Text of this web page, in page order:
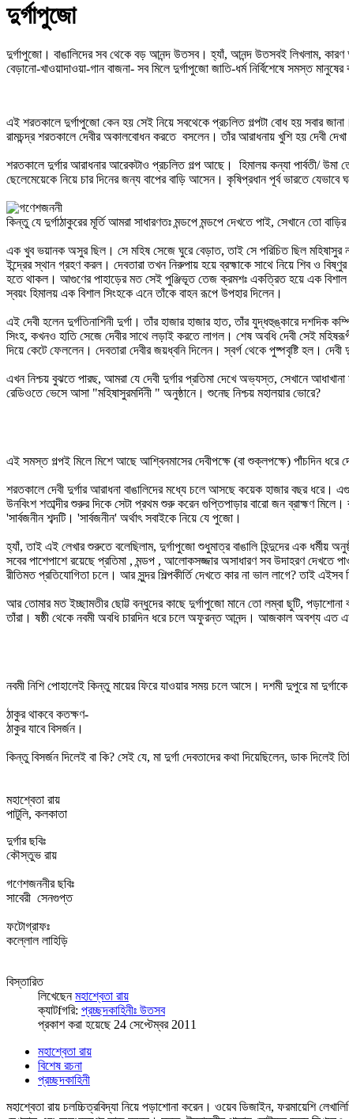
দুর্গাপুজো
দুর্গাপুজো। বাঙালিদের সব থেকে বড় আনন্দ উতসব। হ্যাঁ, আনন্দ উতসবই লিখলাম,
বেড়ানো-খাওয়াদাওয়া-গান বাজনা- সব মিলে দুর্গাপুজো জাতি-ধর্ম নির্বিশেষে সমস্ত মানুষের
এই শরতকালে দুর্গাপুজো কেন হয় সেই নিয়ে সবথেকে প্রচলিত গল্পটা বোধ হয় সবার
রামচন্দ্র শরতকালে দেবীর অকালবোধন করতে বসলেন। তাঁর আরাধনায় খুশি হয় দেবী
শরতকালে দুর্গার আরাধনার আরেকটাও প্রচলিত গল্প আছে। হিমালয় কন্যা পার্বতী/ উমা
ছেলেমেয়েকে নিয়ে চার দিনের জন্য বাপের বাড়ি আসেন। কৃষিপ্রধান পূর্ব ভারতে
কিন্তু যে দুর্গাঠাকুরের মূর্তি আমরা সাধারণতঃ মন্ডপে মন্ডপে দেখতে পাই, সেখানে তো
এক খুব ভয়ানক অসুর ছিল। সে মহিষ সেজে ঘুরে বেড়াত, তাই সে পরিচিত ছিল মহিষাসুর
ইন্দ্রের স্থান গ্রহণ করল। দেবতারা তখন নিরুপায় হয়ে ব্রহ্মাকে সাথে নিয়ে শিব ও
হতে থাকল। আগুণের পাহাড়ের মত সেই পুঞ্জিভূত তেজ ক্রমশঃ একত্রিত হয়ে এক বিশাল
স্বয়ং হিমালয় এক বিশাল সিংহকে এনে তাঁকে বাহন রূপে উপহার দিলেন।
এই দেবী হলেন দুর্গতিনাশিনী দুর্গা। তাঁর হাজার হাজার হাত, তাঁর যুদ্ধহুঙ্কারে
সিংহ, কখনও হাতি সেজে দেবীর সাথে লড়াই করতে লাগল। শেষ অবধি দেবী সেই
দিয়ে কেটে ফেললেন। দেবতারা দেবীর জয়ধ্বনি দিলেন। স্বর্গ থেকে পুষ্পবৃষ্টি হল।
এখন নিশ্চয় বুঝতে পারছ, আমরা যে দেবী দুর্গার প্রতিমা দেখে অভ্যস্ত, সেখানে
রেডিওতে ভেসে আসা "মহিষাসুরমর্দিনী " অনুষ্ঠানে। শুনেছ নিশ্চয় মহালয়ার ভোরে?
এই সমস্ত গল্পই মিলে মিশে আছে আশ্বিনমাসের দেবীপক্ষে (বা শুক্লপক্ষে) পাঁচদিন ধরে
শরতকালে দেবী দুর্গার আরাধনা বাঙালিদের মধ্যে চলে আসছে কয়েক হাজার বছর
উনবিংশ শতাব্দীর শুরুর দিকে সেটা প্রথম শুরু করেন গুপ্তিপাড়ার বারো জন ব্রাহ্মণ
'সার্বজনীন শব্দটি। 'সার্বজনীন' অর্থাৎ সবাইকে নিয়ে যে পুজো।
হ্যাঁ, তাই এই লেখার শুরুতে বলেছিলাম, দুর্গাপুজো শুধুমাত্র বাঙালি হিন্দুদের এক
সবের পাশেপাশে রয়েছে প্রতিমা , মন্ডপ , আলোকসজ্জার অসাধারণ সব উদাহরণ দেখতে
রীতিমত প্রতিযোগিতা চলে। আর সুন্দর শিল্পকীর্তি দেখতে কার না ভাল লাগে? তাই
আর তোমার মত ইচ্ছামতীর ছোট্ট বন্ধুদের কাছে দুর্গাপুজো মানে তো লম্বা ছুটি,
তাঁরা। ষষ্ঠী থেকে নবমী অবধি চারদিন ধরে চলে অফুরন্ত আনন্দ। আজকাল অবশ্য এত
নবমী নিশি পোহালেই কিন্তু মায়ের ফিরে যাওয়ার সময় চলে আসে। দশমী দুপুরে মা
ঠাকুর থাকবে কতক্ষণ-
ঠাকুর যাবে বিসর্জন।
কিন্তু বিসর্জন দিলেই বা কি? সেই যে, মা দুর্গা দেবতাদের কথা দিয়েছিলেন, ডাক
মহাশ্বেতা রায়
পাটুলি, কলকাতা
দুর্গার ছবিঃ
কৌস্তুভ রায়
গণেশজননীর ছবিঃ
সাবেরী সেনগুপ্ত
ফটোগ্রাফঃ
কল্লোল লাহিড়ি
বিস্তারিত
লিখেছেনমহাশ্বেতা রায়
ক্যাটfগরি: প্রচ্ছদকাহিনীঃ উতসব
প্রকাশ করা হয়েছে 24 সেপ্টেম্বর 2011
মহাশ্বেতা রায়
বিশেষ রচনা
প্রচ্ছদকাহিনী
মহাশ্বেতা রায় চলচ্চিত্রবিদ্যা নিয়ে পড়াশোনা করেন। ওয়েব ডিজাইন, ফরমায়েশি